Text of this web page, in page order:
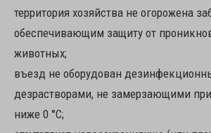
территория хозяйства не огорожена
обеспечивающим защиту от
животных;
въезд не оборудован
дезрастворами, не замерзающими при
ниже 0 °C;